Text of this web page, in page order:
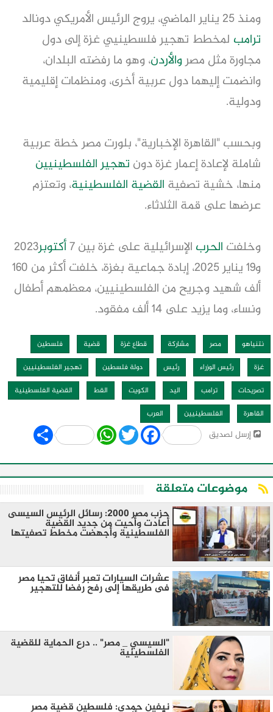
ومنذ 25 يناير الماضي، يروج الرئيس الأمريكي دونالد
ترامب لمخطط تهجير فلسطينيي غزة إلى دول
مجاورة مثل مصروالأردن، وهو ما رفضته البلدان،
وانضمت إليهما دول عربية أخرى، ومنظمات إقليمية
ودولية.
وبحسب "القاهرة الإخبارية"، بلورت مصر خطة عربية
شاملة لإعادة إعمار غزة دون تهجير الفلسطينيين
منها، خشية تصفية القضية الفلسطينية، وتعتزم
عرضها على قمة الثلاثاء.
وخلفت الحرب الإسرائيلية على غزة بين 7 أكتوبر2023
و19 يناير 2025، إبادة جماعية بغزة، خلفت أكثر من 160
ألف شهيد وجريح من الفلسطينيين، معظمهم أطفال
ونساء، وما يزيد على 14 ألف مفقود.
نتنياهو مصر مشاركة قطاع غزة قضية
فلسطين
غزة
رئيس الوزراء رئيس دولة فلسطين
تهجير الفلسطينيين
تصريحات
ترامب اليد الكويت القط
القضية الفلسطينية
القاهرة
الفلسطينيين العرب
إرسل لصديق Share WhatsApp
Twitter Facebook
موضوعات متعلقة
حزب مصر 2000: رسائل الرئيس السيسى
أعادت وأحيت من جديد القضية
الفلسطينية وأجهضت مخطط تصفيتها
عشرات السيارات تعبر أنفاق تحيا مصر
فى طريقها إلى رفح رفضا للتهجير
"السيسي _ مصر" .. درع الحماية للقضية
الفلسطينية
نيفين حمدي: فلسطين قضية مصر